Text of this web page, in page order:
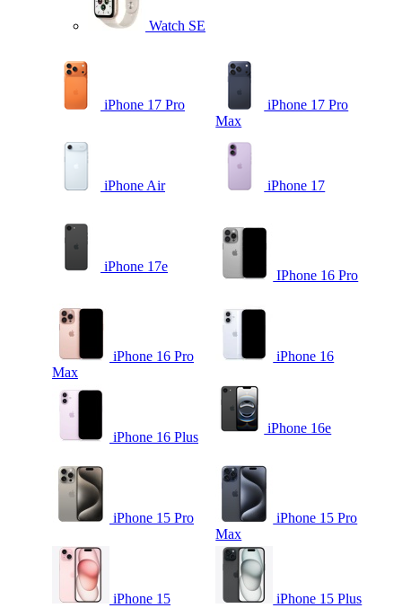
Watch SE
iPhone 17 Pro
iPhone 17 Pro
Max
iPhone Air iPhone 17
iPhone 17e
IPhone 16 Pro
iPhone 16 Pro
Max
iPhone 16
iPhone 16 Plus
iPhone 16e
iPhone 15 Pro
iPhone 15 Pro
Max
iPhone 15 iPhone 15 Plus